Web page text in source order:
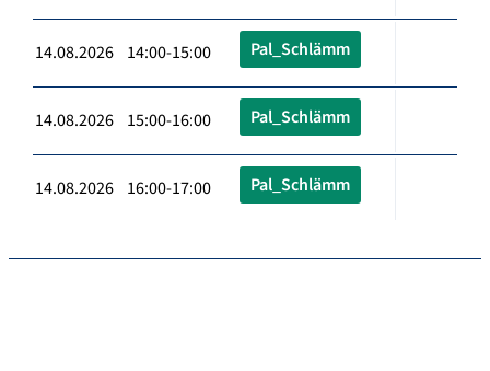
14.08.2026 14:00-15:00 Pal_Schlämm
14.08.2026 15:00-16:00 Pal_Schlämm
14.08.2026 16:00-17:00 Pal_Schlämm